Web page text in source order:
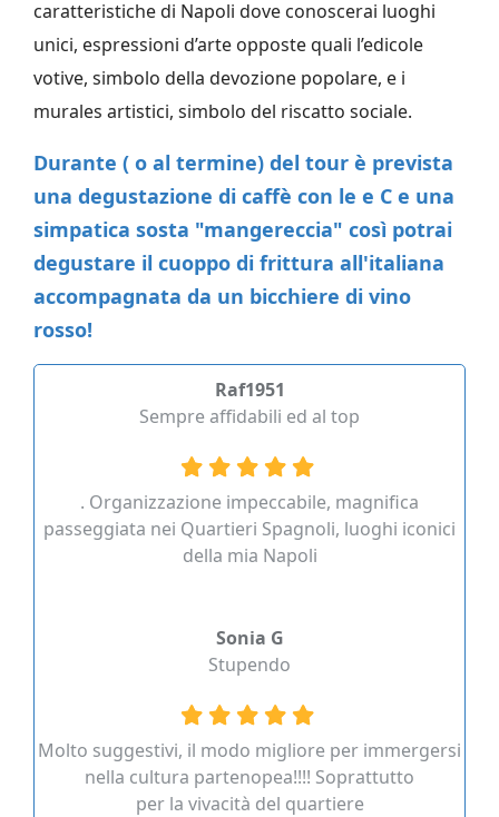
caratteristiche di Napoli dove conoscerai luoghi
unici, espressioni d’arte opposte quali l’edicole
votive, simbolo della devozione popolare, e i
murales artistici, simbolo del riscatto sociale.
Durante ( o al termine) del tour è prevista
una degustazione di caffè con le e C e una
simpatica sosta "mangereccia" così potrai
degustare il cuoppo di frittura all'italiana
accompagnata da un bicchiere di vino
rosso!
Raf1951
Sempre affidabili ed al top
. Organizzazione impeccabile, magnifica
passeggiata nei Quartieri Spagnoli, luoghi iconici
della mia Napoli
Sonia G
Stupendo
Molto suggestivi, il modo migliore per immergersi
nella cultura partenopea!!!! Soprattutto
per la vivacità del quartiere